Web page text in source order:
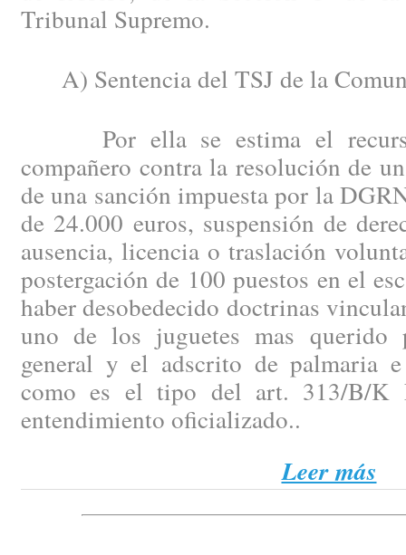
Tribunal Supremo.
A) Sentencia del TSJ de la
Por ella se estima el
compañero contra la resolución de
de una sanción impuesta por la
de 24.000 euros, suspensión de
ausencia, licencia o traslación
postergación de 100 puestos en el
haber desobedecido doctrinas
uno de los juguetes mas querido
general y el adscrito de palmaria
como es el tipo del art. 313/B/K
entendimiento oficializado..
Leer más